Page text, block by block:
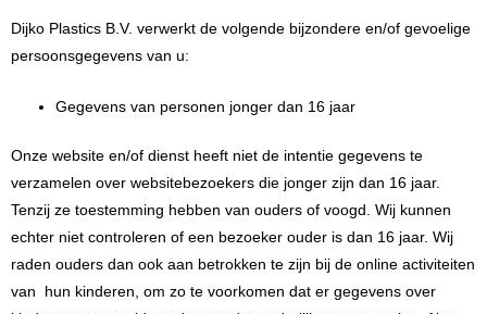
Dijko Plastics B.V. verwerkt de volgende bijzondere en/of gevoelige
persoonsgegevens van u:
Gegevens van personen jonger dan 16 jaar
Onze website en/of dienst heeft niet de intentie gegevens te
verzamelen over websitebezoekers die jonger zijn dan 16 jaar.
Tenzij ze toestemming hebben van ouders of voogd. Wij kunnen
echter niet controleren of een bezoeker ouder is dan 16 jaar. Wij
raden ouders dan ook aan betrokken te zijn bij de online activiteiten
van hun kinderen, om zo te voorkomen dat er gegevens over